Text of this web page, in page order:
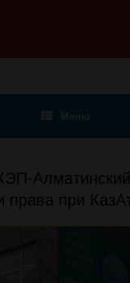
Меню
права при